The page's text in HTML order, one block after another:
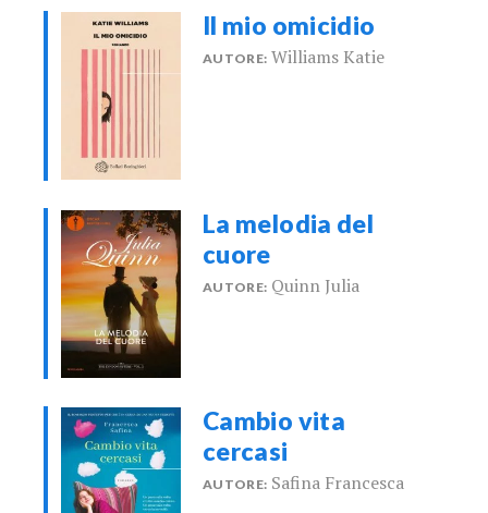
Il mio omicidio
AUTORE: Williams Katie
La melodia del
cuore
AUTORE: Quinn Julia
Cambio vita
cercasi
AUTORE: Safina Francesca